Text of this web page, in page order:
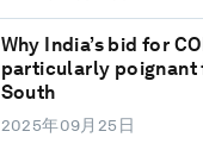
Why India’s bid for
particularly poignant
South
2025年09月25日